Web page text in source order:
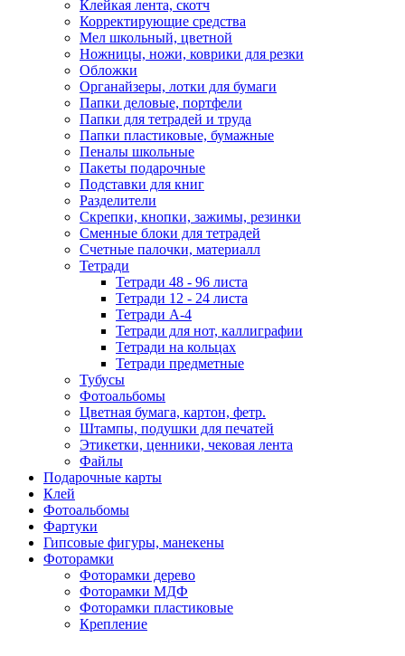
Клейкая лента, скотч
Корректирующие средства
Мел школьный, цветной
Ножницы, ножи, коврики для резки
Обложки
Органайзеры, лотки для бумаги
Папки деловые, портфели
Папки для тетрадей и труда
Папки пластиковые, бумажные
Пеналы школьные
Пакеты подарочные
Подставки для книг
Разделители
Скрепки, кнопки, зажимы, резинки
Сменные блоки для тетрадей
Счетные палочки, материалл
Тетради
Тетради 48 - 96 листа
Тетради 12 - 24 листа
Тетради А-4
Тетради для нот, каллиграфии
Тетради на кольцах
Тетради предметные
Тубусы
Фотоальбомы
Цветная бумага, картон, фетр.
Штампы, подушки для печатей
Этикетки, ценники, чековая лента
Файлы
Подарочные карты
Клей
Фотоальбомы
Фартуки
Гипсовые фигуры, манекены
Фоторамки
Фоторамки дерево
Фоторамки МДФ
Фоторамки пластиковые
Крепление